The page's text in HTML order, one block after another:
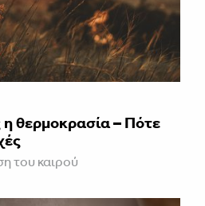
θερμοκρασία – Πότε
του καιρού